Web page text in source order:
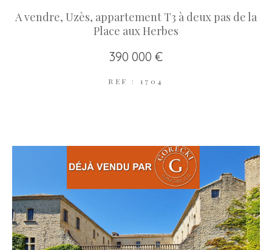
A vendre, Uzès, appartement T3 à deux pas de la
Place aux Herbes
390 000 €
REF : 1704